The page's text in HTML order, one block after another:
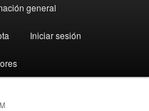
general
Iniciar sesión